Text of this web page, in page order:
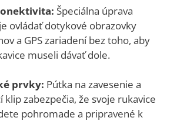
Špeciálna úprava
ovládať dotykové obrazovky
a GPS zariadení bez toho, aby
museli dávať dole.
prvky: Pútka na zavesenie a
klip zabezpečia, že svoje rukavice
pohromade a pripravené k